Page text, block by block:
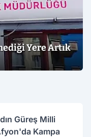
Yere Artık
Güreş Milli
Kampa